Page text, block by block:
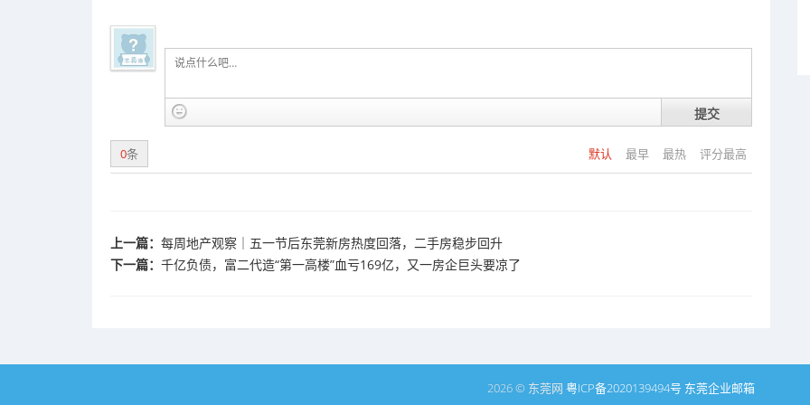
提交
默认 最早 最热 评分最高
0条
上一篇： 每周地产观察｜五一节后东莞新房热度回落，二手房稳步回升
下一篇： 千亿负债，富二代造“第一高楼”血亏169亿，又一房企巨头要凉了
2026 © 东莞网 粤ICP备2020139494号 东莞企业邮箱